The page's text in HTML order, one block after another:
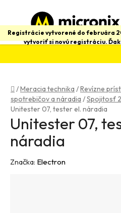
obsah
Registrácie vytvorené do februára
vytvoriť si novú registráciu.
Domov
/Meracia technika /Revízne
spotrebičov a náradia /Spojitosť
Unitester 07, tester el. náradia
Unitester 07,
náradia
Značka: Electron